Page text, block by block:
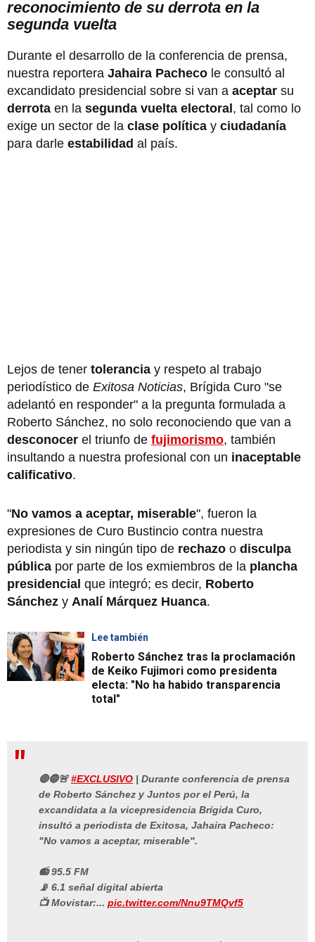
reconocimiento de su derrota en la
segunda vuelta
Durante el desarrollo de la conferencia de prensa,
nuestra reportera Jahaira Pacheco le consultó al
excandidato presidencial sobre si van a aceptar su
derrota en la segunda vuelta electoral, tal como lo
exige un sector de la clase política y ciudadanía
para darle estabilidad al país.
Lejos de tener tolerancia y respeto al trabajo
periodístico de Exitosa Noticias, Brígida Curo "se
adelantó en responder" a la pregunta formulada a
Roberto Sánchez, no solo reconociendo que van a
desconocer el triunfo de fujimorismo, también
insultando a nuestra profesional con un inaceptable
calificativo.
"No vamos a aceptar, miserable", fueron la
expresiones de Curo Bustincio contra nuestra
periodista y sin ningún tipo de rechazo o disculpa
pública por parte de los exmiembros de la plancha
presidencial que integró; es decir, Roberto
Sánchez y Analí Márquez Huanca.
Lee también
Roberto Sánchez tras la proclamación
de Keiko Fujimori como presidenta
electa: "No ha habido transparencia
total"
🔴🔵🚨#EXCLUSIVO | Durante conferencia de prensa
de Roberto Sánchez y Juntos por el Perú, la
excandidata a la vicepresidencia Brígida Curo,
insultó a periodista de Exitosa, Jahaira Pacheco:
"No vamos a aceptar, miserable".
📻 95.5 FM
📡 6.1 señal digital abierta
📺 Movistar:... pic.twitter.com/Nnu9TMQvf5